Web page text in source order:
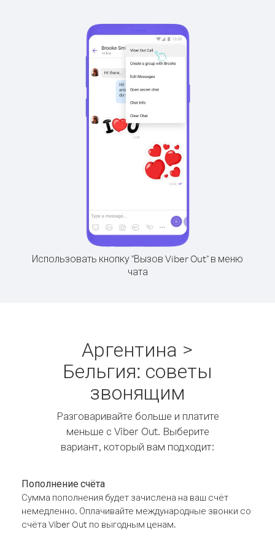
Использовать кнопку "Вызов Viber Out" в меню
чата
Аргентина >
Бельгия: советы
звонящим
Разговаривайте больше и платите
меньше с Viber Out. Выберите
вариант, который вам подходит:
Пополнение счёта
Сумма пополнения будет зачислена на ваш счёт
немедленно. Оплачивайте международные звонки со
счёта Viber Out по выгодным ценам.